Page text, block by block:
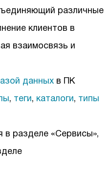
различные
клиентов в
взаимосвязь и
данных в ПК
, теги, каталоги, типы
в разделе «Сервисы»,